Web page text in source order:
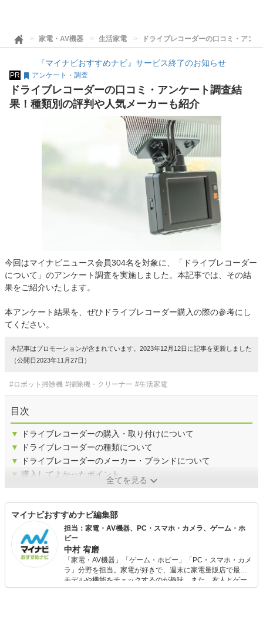
家電・AV機器 生活家電 ドライブレコーダーの口コミ・アン
『マイナビおすすめナビ』サービス終了のお知らせ
PR アンケート・調査
ドライブレコーダーの口コミ・アンケート調査結
果！種類別の評判や人気メーカーも紹介
今回はマイナビニュース会員304名を対象に、「ドライブレコーダー
について」のアンケート調査を実施しました。本記事では、その結
果をご紹介いたします。
本アンケート結果を、ぜひドライブレコーダー購入の際の参考にし
てください。
本記事はプロモーションが含まれています。2023年12月12日に記事を更新しました
（公開日2023年11月27日）
#ロボット掃除機 #掃除機・クリーナー #生活家電
目次
▼
ドライブレコーダーの購入・取り付けについて
▼
ドライブレコーダーの種類について
▼
ドライブレコーダーのメーカー・ブランドについて
▼ 購入してよかったポイント
全てを見る
マイナビおすすめナビ編集部
担当：家電・AV機器、PC・スマホ・カメラ、ゲーム・ホ
ビー
中村 宥磨
「家電・AV機器」「ゲーム・ホビー」「PC・スマホ・カメ
ラ」分野を担当。家電が好きで、週末に家電量販店で最新
モデルや機能をチェックするのが趣味。また、友人とゲー
ムを楽しみながら、新作タイトルやイベント情報もいち早